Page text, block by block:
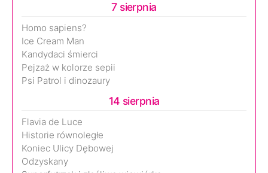
7 sierpnia
Homo sapiens?
Ice Cream Man
Kandydaci śmierci
Pejzaż w kolorze sepii
Psi Patrol i dinozaury
14 sierpnia
Flavia de Luce
Historie równoległe
Koniec Ulicy Dębowej
Odzyskany